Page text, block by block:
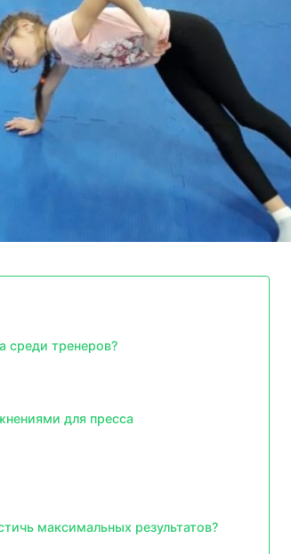
среди тренеров?
для пресса
максимальных результатов?